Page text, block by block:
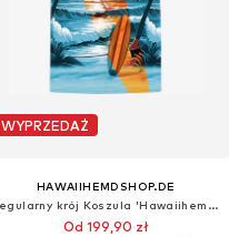
WYPRZEDAŻ
HAWAIIHEMDSHOP.DE
Regularny krój Koszula 'Hawaiihemd "Beach Day"'
Od 199,90 zł